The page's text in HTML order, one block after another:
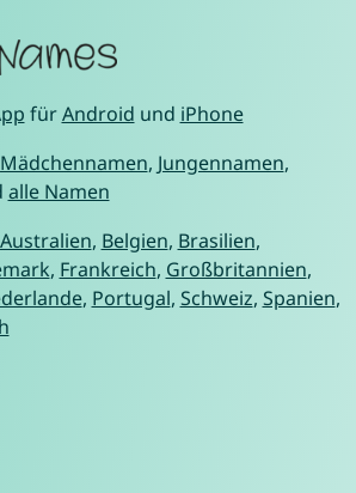
fürAndroid und iPhone
Mädchennamen, Jungennamen,
alle Namen
Australien, Belgien, Brasilien,
, Frankreich, Großbritannien,
, Portugal, Schweiz, Spanien,